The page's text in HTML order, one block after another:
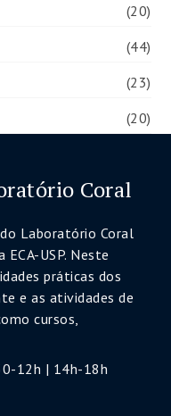
(20)
(44)
(23)
(20)
Coral
Laboratório Coral
USP. Neste
práticas dos
e as atividades de
cursos,
12h | 14h-18h